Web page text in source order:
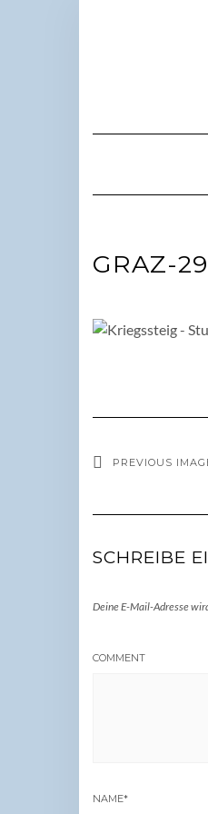
GRAZ-29
PREVIOUS
SCHREIBE
Deine E-Mail-Adresse
COMMENT
NAME*